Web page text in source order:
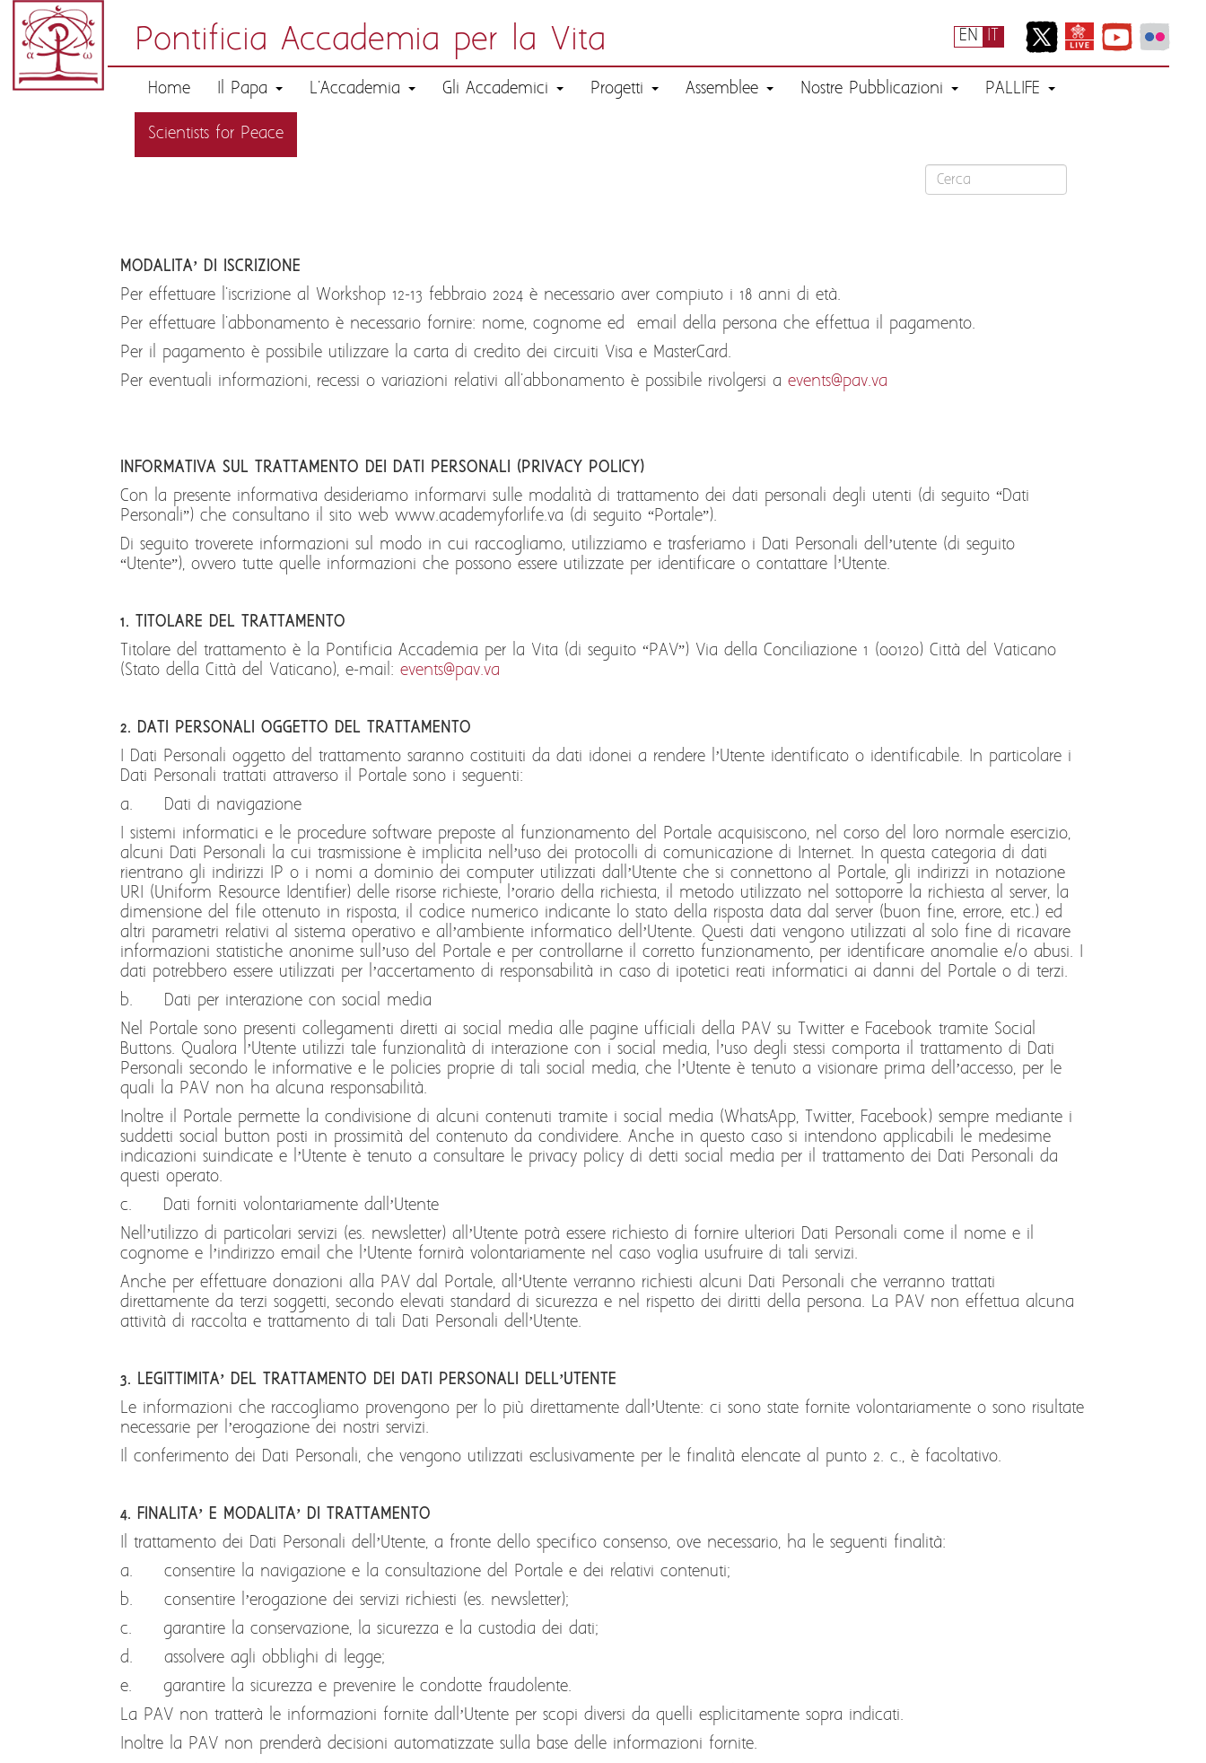
Pontificia Accademia per la Vita IT
EN
Home Il Papa L'Accademia Gli Accademici Progetti Assemblee Nostre Pubblicazioni PALLIFE
Scientists for Peace
MODALITA’ DI ISCRIZIONE
Per effettuare l'iscrizione al Workshop 12-13 febbraio 2024 è necessario aver compiuto i 18 anni di età.
Per effettuare l'abbonamento è necessario fornire: nome, cognome ed email della persona che effettua il pagamento.
Per il pagamento è possibile utilizzare la carta di credito dei circuiti Visa e MasterCard.
Per eventuali informazioni, recessi o variazioni relativi all'abbonamento è possibile rivolgersi aevents@pav.va
INFORMATIVA SUL TRATTAMENTO DEI DATI PERSONALI (PRIVACY POLICY)
Con la presente informativa desideriamo informarvi sulle modalità di trattamento dei dati personali degli utenti (di seguito “Dati
Personali”) che consultano il sito web www.academyforlife.va (di seguito “Portale”).
Di seguito troverete informazioni sul modo in cui raccogliamo, utilizziamo e trasferiamo i Dati Personali dell’utente (di seguito
“Utente”), ovvero tutte quelle informazioni che possono essere utilizzate per identificare o contattare l’Utente.
1. TITOLARE DEL TRATTAMENTO
Titolare del trattamento è la Pontificia Accademia per la Vita (di seguito “PAV”) Via della Conciliazione 1 (00120) Città del Vaticano
(Stato della Città del Vaticano), e-mail:events@pav.va
2. DATI PERSONALI OGGETTO DEL TRATTAMENTO
I Dati Personali oggetto del trattamento saranno costituiti da dati idonei a rendere l’Utente identificato o identificabile. In particolare i
Dati Personali trattati attraverso il Portale sono i seguenti:
a. Dati di navigazione
I sistemi informatici e le procedure software preposte al funzionamento del Portale acquisiscono, nel corso del loro normale esercizio,
alcuni Dati Personali la cui trasmissione è implicita nell’uso dei protocolli di comunicazione di Internet. In questa categoria di dati
rientrano gli indirizzi IP o i nomi a dominio dei computer utilizzati dall’Utente che si connettono al Portale, gli indirizzi in notazione
URI (Uniform Resource Identifier) delle risorse richieste, l’orario della richiesta, il metodo utilizzato nel sottoporre la richiesta al server, la
dimensione del file ottenuto in risposta, il codice numerico indicante lo stato della risposta data dal server (buon fine, errore, etc.) ed
altri parametri relativi al sistema operativo e all’ambiente informatico dell’Utente. Questi dati vengono utilizzati al solo fine di ricavare
informazioni statistiche anonime sull’uso del Portale e per controllarne il corretto funzionamento, per identificare anomalie e/o abusi. I
dati potrebbero essere utilizzati per l’accertamento di responsabilità in caso di ipotetici reati informatici ai danni del Portale o di terzi.
b. Dati per interazione con social media
Nel Portale sono presenti collegamenti diretti ai social media alle pagine ufficiali della PAV su Twitter e Facebook tramite Social
Buttons. Qualora l’Utente utilizzi tale funzionalità di interazione con i social media, l’uso degli stessi comporta il trattamento di Dati
Personali secondo le informative e le policies proprie di tali social media, che l’Utente è tenuto a visionare prima dell’accesso, per le
quali la PAV non ha alcuna responsabilità.
Inoltre il Portale permette la condivisione di alcuni contenuti tramite i social media (WhatsApp, Twitter, Facebook) sempre mediante i
suddetti social button posti in prossimità del contenuto da condividere. Anche in questo caso si intendono applicabili le medesime
indicazioni suindicate e l’Utente è tenuto a consultare le privacy policy di detti social media per il trattamento dei Dati Personali da
questi operato.
c. Dati forniti volontariamente dall’Utente
Nell’utilizzo di particolari servizi (es. newsletter) all’Utente potrà essere richiesto di fornire ulteriori Dati Personali come il nome e il
cognome e l’indirizzo email che l’Utente fornirà volontariamente nel caso voglia usufruire di tali servizi.
Anche per effettuare donazioni alla PAV dal Portale, all’Utente verranno richiesti alcuni Dati Personali che verranno trattati
direttamente da terzi soggetti, secondo elevati standard di sicurezza e nel rispetto dei diritti della persona. La PAV non effettua alcuna
attività di raccolta e trattamento di tali Dati Personali dell’Utente.
3. LEGITTIMITA’ DEL TRATTAMENTO DEI DATI PERSONALI DELL’UTENTE
Le informazioni che raccogliamo provengono per lo più direttamente dall’Utente: ci sono state fornite volontariamente o sono risultate
necessarie per l’erogazione dei nostri servizi.
Il conferimento dei Dati Personali, che vengono utilizzati esclusivamente per le finalità elencate al punto 2. c., è facoltativo.
4. FINALITA’ E MODALITA’ DI TRATTAMENTO
Il trattamento dei Dati Personali dell’Utente, a fronte dello specifico consenso, ove necessario, ha le seguenti finalità:
a. consentire la navigazione e la consultazione del Portale e dei relativi contenuti;
b. consentire l’erogazione dei servizi richiesti (es. newsletter);
c. garantire la conservazione, la sicurezza e la custodia dei dati;
d. assolvere agli obblighi di legge;
e. garantire la sicurezza e prevenire le condotte fraudolente.
La PAV non tratterà le informazioni fornite dall’Utente per scopi diversi da quelli esplicitamente sopra indicati.
Inoltre la PAV non prenderà decisioni automatizzate sulla base delle informazioni fornite.